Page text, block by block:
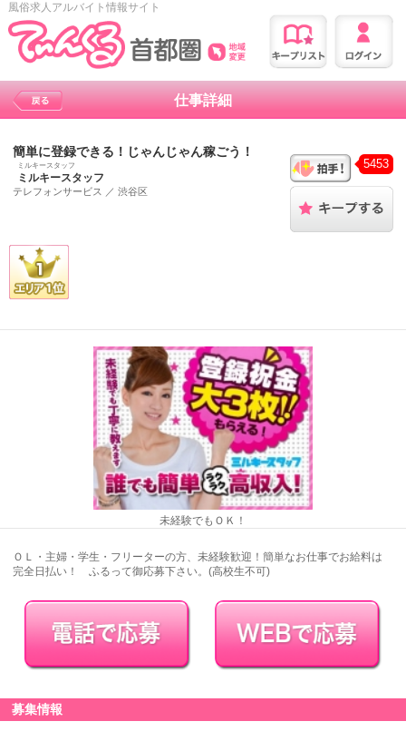
風俗求人アルバイト情報サイト
仕事詳細
簡単に登録できる！じゃんじゃん稼ごう！
ミルキースタッフ
ミルキースタッフ
テレフォンサービス ／渋谷区
5453
未経験でもＯＫ！
ＯＬ・主婦・学生・フリーターの方、未経験歓迎！簡単なお仕事でお給料は
完全日払い！ ふるって御応募下さい。(高校生不可)
募集情報